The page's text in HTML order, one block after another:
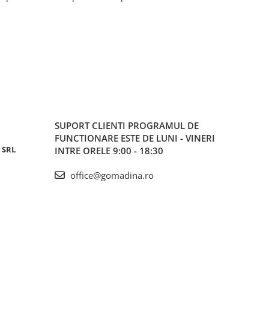
SUPORT CLIENTI PROGRAMUL DE
FUNCTIONARE ESTE DE LUNI - VINERI
INTRE ORELE 9:00 - 18:30
office@gomadina.ro